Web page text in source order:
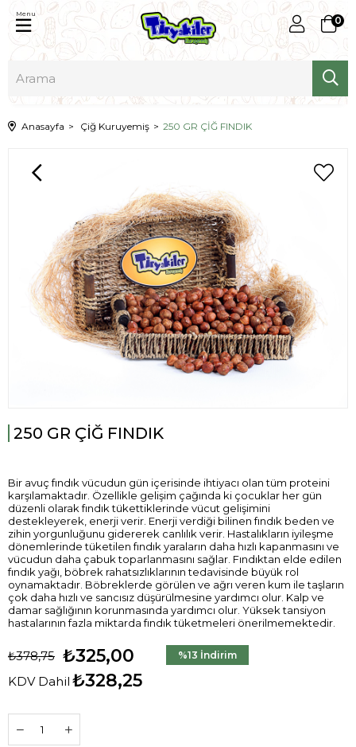
0
Menu
Anasayfa Çiğ Kuruyemiş 250 GR ÇİĞ FINDIK
250 GR ÇİĞ FINDIK
Bir avuç fındık vücudun gün içerisinde ihtiyacı olan tüm proteini
karşılamaktadır. Özellikle gelişim çağında ki çocuklar her gün
düzenli olarak fındık tükettiklerinde vücut gelişimini
destekleyerek, enerji verir. Enerji verdiği bilinen fındık beden ve
zihin yorgunluğunu gidererek canlılık verir. Hastalıkların iyileşme
dönemlerinde tüketilen fındık yaraların daha hızlı kapanmasını ve
vücudun daha çabuk toparlanmasını sağlar. Fındıktan elde edilen
fındık yağı, böbrek rahatsızlıklarının tedavisinde büyük rol
oynamaktadır. Böbreklerde görülen ve ağrı veren kum ile taşların
çok daha hızlı ve sancısız düşürülmesine yardımcı olur. Kalp ve
damar sağlığının korunmasında yardımcı olur. Yüksek tansiyon
hastalarının fazla miktarda fındık tüketmeleri önerilmemektedir.
₺378,75 ₺325,00
KDV Dahil ₺328,25
%13 İndirim